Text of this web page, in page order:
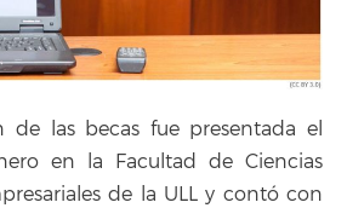
de las becas fue presentada el
en la Facultad de Ciencias
de la ULL y contó con